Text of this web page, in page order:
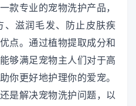
款专业的宠物洗护产品，
、滋润毛发、防止皮肤疾
点。通过植物提取成分和
够满足宠物主人们对于高
你更好地护理你的爱宠。
是解决宠物洗护问题，以